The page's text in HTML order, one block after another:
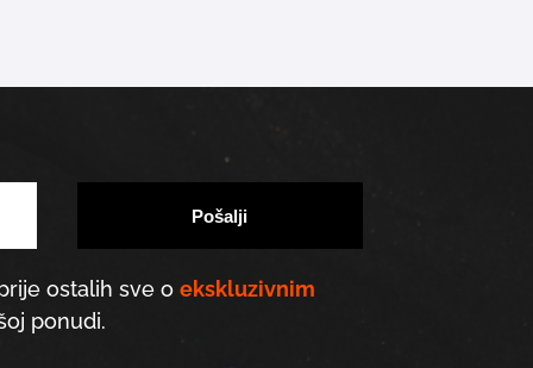
ostalih sve o ekskluzivnim
ponudi.